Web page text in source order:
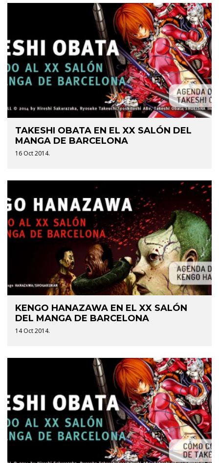
TAKESHI OBATA EN EL XX SALÓN DEL
MANGA DE BARCELONA
16 Oct 2014.
KENGO HANAZAWA EN EL XX SALÓN
DEL MANGA DE BARCELONA
14 Oct 2014.